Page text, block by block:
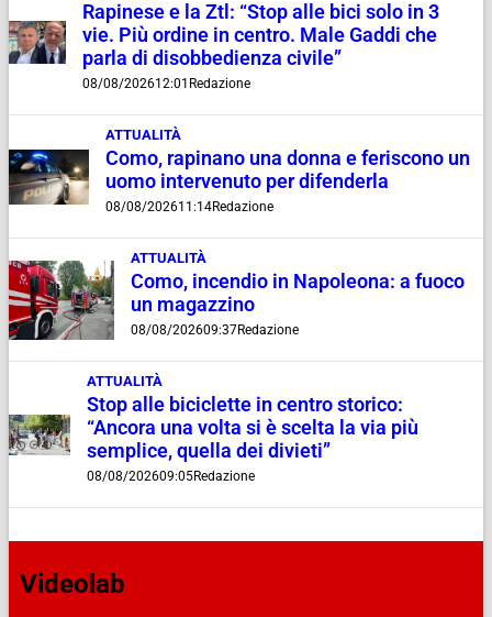
Rapinese e la Ztl: “Stop alle bici solo in 3
vie. Più ordine in centro. Male Gaddi che
parla di disobbedienza civile”
08/08/202612:01 Redazione
ATTUALITÀ
Como, rapinano una donna e feriscono un
uomo intervenuto per difenderla
08/08/202611:14Redazione
ATTUALITÀ
Como, incendio in Napoleona: a fuoco
un magazzino
08/08/202609:37Redazione
ATTUALITÀ
Stop alle biciclette in centro storico:
“Ancora una volta si è scelta la via più
semplice, quella dei divieti”
08/08/202609:05Redazione
Videolab